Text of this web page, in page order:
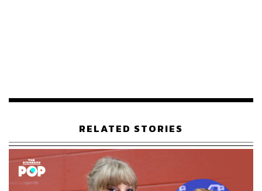
‘คนหน้าโง่’ ที่ยิ่งใหญ่ที่สุดในประวัติศาสตร์ในคราบ
ประธานาธิบดีสหรัฐฯ ที่อ่อนแอและโง่เขลา โอบามาคือ
หายนะในหมู่ผู้นำ แต่ก็ยังไม่แย่เท่ากับ โจ ไบเดน อดีตผู้นำ
สหรัฐฯ
RELATED STORIES